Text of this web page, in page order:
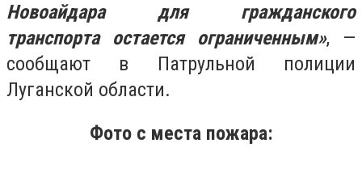
Новоайдара для гражданского
транспорта остается ограниченным», —
сообщают в Патрульной полиции
Луганской области.
Фото с места пожара: